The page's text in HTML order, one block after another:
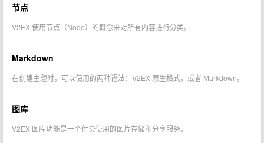
节点
V2EX 使用节点（Node）的概念来对所有内容进行分类。
Markdown
在创建主题时，可以使用的两种语法：V2EX 原生格式，或者 Markdown。
图库
V2EX 图库功能是一个付费使用的图片存储和分享服务。